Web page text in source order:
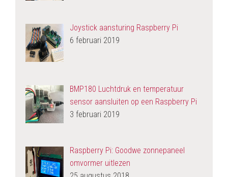
Joystick aansturing Raspberry Pi
6 februari 2019
BMP180 Luchtdruk en temperatuur
sensor aansluiten op een Raspberry Pi
3 februari 2019
Raspberry Pi: Goodwe zonnepaneel
omvormer uitlezen